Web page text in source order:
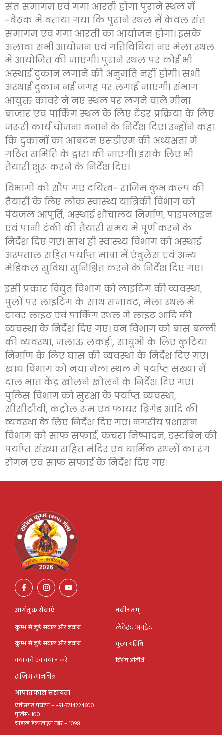
संत समागम एवं गंगा आरती होगा पुराने स्थल में
-बैठक में बताया गया कि पुराने स्थल में केवल संत
समागम एवं गंगा आरती का आयोजन होगा। इसके
अलावा सभी आयोजन एवं गतिविधियां नए मेला स्थल
में आयोजित की जाएगी। पुराने स्थल पर कोई भी
अस्थाई दुकान लगाने की अनुमति नहीं होगी। सभी
अस्थाई दुकान नई जगह पर लगाई जाएगी। संभाग
आयुक्त कावरे ने नए स्थल पर लगने वाले मीना
बाजार एवं पार्किंग स्थल के लिए टेंडर प्रक्रिया के लिए
जरूरी कार्य योजना बनाने के निर्देश दिए। उन्होंने कहा
कि दुकानों का आबंटन एसडीएम की अध्यक्षता में
गठित समिति के द्वारा की जाएगी। इसके लिए भी
तैयारी शुरू करने के निर्देश दिए।
विभागों को सौंप गए दयित्व- राजिम कुंभ कल्प की
तैयारी के लिए लोक स्वास्थ्य यांत्रिकी विभाग को
पेयजल आपूर्ति, अस्थाई शौचालय निर्माण, पाइपलाइन
एवं पानी टंकी की तैयारी समय में पूर्ण करने के
निर्देश दिए गए। साथ ही स्वास्थ्य विभाग को अस्थाई
अस्पताल सहित पर्याप्त मात्रा में एंबुलेंस एवं अन्य
मेडिकल सुविधा सुनिश्चित करने के निर्देश दिए गए।
इसी प्रकार विद्युत विभाग को लाइटिंग की व्यवस्था,
पुलों पर लाइटिंग के साथ सजावट, मेला स्थल में
टावर लाइट एवं पार्किंग स्थल में लाइट आदि की
व्यवस्था के निर्देश दिए गए। वन विभाग को बांस बल्ली
की व्यवस्था, जलाऊ लकड़ी, साधुओं के लिए कुटिया
निर्माण के लिए घास की व्यवस्था के निर्देश दिए गए।
खाद्य विभाग को नया मेला स्थल में पर्याप्त संख्या में
दाल भात केंद्र खोलने खोलने के निर्देश दिए गए।
पुलिस विभाग को सुरक्षा के पर्याप्त व्यवस्था,
सीसीटीवी, कंट्रोल रूम एवं फायर ब्रिगेड आदि की
व्यवस्था के लिए निर्देश दिए गए। नगरीय प्रशासन
विभाग को साफ सफाई, कचरा निष्पादन, डस्टबिन की
पर्याप्त संख्या सहित मंदिर एवं धार्मिक स्थलों का रंग
रोगन एवं साफ सफाई के निर्देश दिए गए।
आगंतुक सेवाएं
कुम्भ से जुड़े सवाल और जवाब
कुम्भ से जुड़े सवाल और जवाब
क्या करें एवं क्या न करें
राजिम मानचित्र
नवीनतम्
लेटेस्ट अपडेट
मुख्य अतिथि
विशेष अतिथि
आपातकाल सहायता
छत्तीसगढ़ पर्यटन – +91-7714224600
पुलिस- 100
चाइल्ड हेल्पलाइन नंबर – 1098